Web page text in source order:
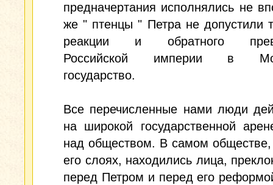
предначертания исполнялись не
же " птенцы " Петра не допустили
реакции и обратного
Российской империи в
государство.
Все перечисленные нами люди
на широкой государственной
над обществом. В самом
его слоях, находились лица,
перед Петром и перед его